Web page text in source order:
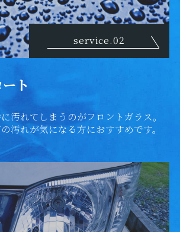
service.02
ト
汚れてしまうのがフロントガラス。
汚れが気になる方におすすめです。